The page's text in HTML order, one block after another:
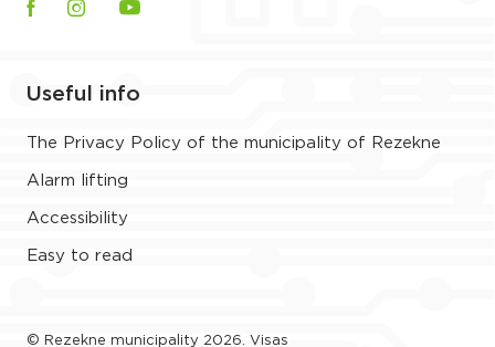
Useful info
The Privacy Policy of the municipality of Rezekne
Alarm lifting
Accessibility
Easy to read
© Rezekne municipality 2026. Visas